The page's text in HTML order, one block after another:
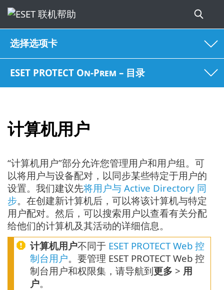
选择选项卡
ESET PROTECT On-Prem – 目录
计算机用户
“计算机用户”部分允许您管理用户和用户组。可
以将用户与设备配对，以同步某些特定于用户的
设置。我们建议先将用户与 Active Directory 同
步。在创建新计算机后，可以将该计算机与特定
用户配对。然后，可以搜索用户以查看有关分配
给他们的计算机及其活动的详细信息。
计算机用户不同于 ESET PROTECT Web 控
制台用户。要管理 ESET PROTECT Web 控
制台用户和权限集，请导航到更多 > 用
户。